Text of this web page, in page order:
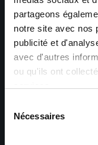
partageons
notre site avec nos
publicité et
avec d'autres
ou qu'ils ont
Nécessaires